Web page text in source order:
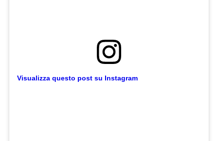
Visualizza questo post su Instagram